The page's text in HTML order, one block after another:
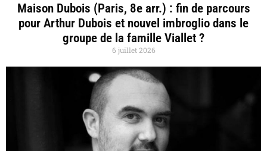
Maison Dubois (Paris, 8e arr.) : fin de parcours
pour Arthur Dubois et nouvel imbroglio dans le
groupe de la famille Viallet ?
6 juillet 2026